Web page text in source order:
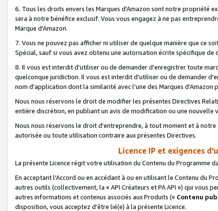
6. Tous les droits envers les Marques d'Amazon sont notre propriété
sera à notre bénéfice exclusif. Vous vous engagez à ne pas
Marque d'Amazon.
7. Vous ne pouvez pas afficher ni utiliser de quelque manière que ce
Spécial, sauf si vous avez obtenu une autorisation écrite spécifique de
8. Il vous est interdit d'utiliser ou de demander d'enregistrer toute
quelconque juridiction. Il vous est interdit d'utiliser ou de demander
nom d'application dont la similarité avec l'une des Marques
Nous nous réservons le droit de modifier les présentes Directives
entière discrétion, en publiant un avis de modification ou une nouvelle
Nous nous réservons le droit d'entreprendre, à tout moment et à
autorisée ou toute utilisation contraire aux présentes Directives.
Licence IP et exigences
La présente Licence régit votre utilisation du Contenu du Programme
En acceptant l'Accord ou en accédant à ou en utilisant le Contenu du
autres outils (collectivement, la « API Créateurs et PA API ») qui vous
autres informations et contenus associés aux Produits (« Contenu
disposition, vous acceptez d'être lié(e) à la présente Licence.